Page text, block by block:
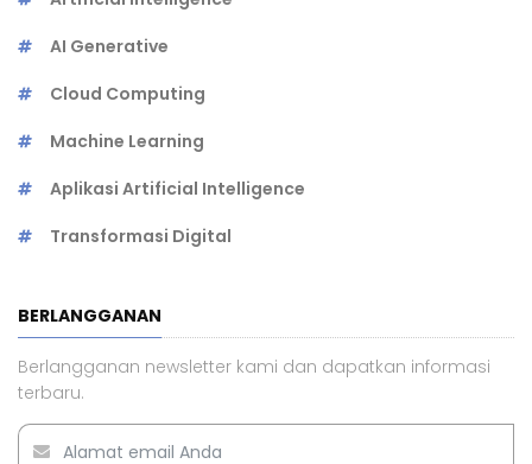
AI Generative
Cloud Computing
Machine Learning
Aplikasi Artificial Intelligence
Transformasi Digital
BERLANGGANAN
Berlangganan newsletter kami dan dapatkan informasi
terbaru.